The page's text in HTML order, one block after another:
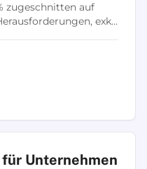
zugeschnitten auf
exkl.
Unternehmen